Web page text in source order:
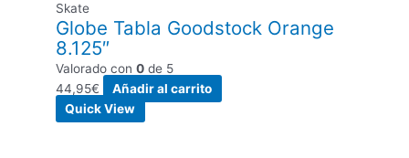
Skate
Globe Tabla Goodstock Orange
8.125″
Valorado con0 de 5
44,95€
Añadir al carrito
Quick View